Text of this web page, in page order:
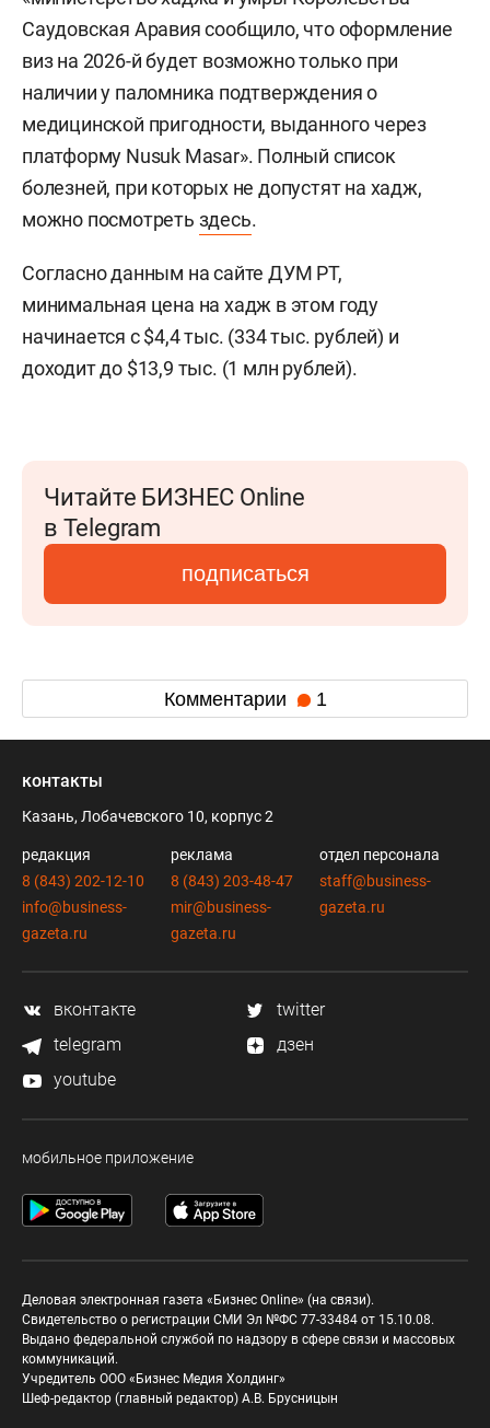
Саудовская Аравия сообщило, что оформление
виз на 2026-й будет возможно только при
наличии у паломника подтверждения о
медицинской пригодности, выданного через
платформу Nusuk Masar». Полный список
болезней, при которых не допустят на хадж,
можно посмотреть здесь.
Согласно данным на сайте ДУМ РТ,
минимальная цена на хадж в этом году
начинается с $4,4 тыс. (334 тыс. рублей) и
доходит до $13,9 тыс. (1 млн рублей).
Читайте БИЗНЕС Online
в Telegram
подписаться
Комментарии 1
контакты
Казань, Лобачевского 10, корпус 2
редакция
8 (843) 202-12-10
info@business-
gazeta.ru
реклама
8 (843) 203-48-47
mir@business-
gazeta.ru
отдел персонала
staff@business-
gazeta.ru
вконтакте
twitter
telegram
дзен
youtube
мобильное приложение
Деловая электронная газета «Бизнес Online» (на связи).
Свидетельство о регистрации СМИ Эл №ФС 77-33484 от 15.10.08.
Выдано федеральной службой по надзору в сфере связи и массовых
коммуникаций.
Учредитель ООО «Бизнес Медия Холдинг»
Шеф-редактор (главный редактор) А.В. Брусницын